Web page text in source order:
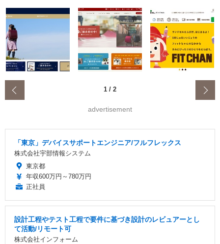
1 / 2
advertisement
「東京」デバイスサポートエンジニア/フルフレックス
株式会社宇部情報システム
東京都
年収600万円～780万円
正社員
設計工程やテスト工程で要件に基づき設計のレビュアーとし
て活動/リモート可
株式会社インフォーム